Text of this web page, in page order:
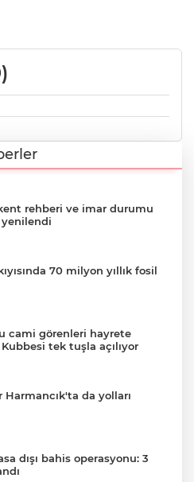
)
rehberi ve imar durumu
70 milyon yıllık fosil
cami görenleri hayrete
tek tuşla açılıyor
Harmancık'ta da yolları
dışı bahis operasyonu: 3